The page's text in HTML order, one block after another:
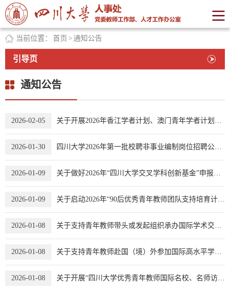
当前位置： 首页 > 通知公告
引导页
通知公告
2026-02-05 关于开展2026年香江学者计划、澳门青年学者计划、中德博士后交流项目和博士后国（境）外学术交流项目申报
2026-01-30 四川大学2026年第一批校聘非事业编制岗位招聘公告（第二轮）
2026-01-09 关于做好2026年“四川大学交叉学科创新基金”申报工作的通知
2026-01-09 关于启动2026年“90后优秀青年教师团队支持培育计划”的通知
2026-01-08 关于支持青年教师带头或发起组织承办国际学术交流活动申报资助的通知
2026-01-08 关于支持青年教师赴国（境）外参加国际高水平学术活动申报资助的通知
2026-01-08 关于开展“四川大学优秀青年教师国际名校、名师访学”推荐选拔工作的通知